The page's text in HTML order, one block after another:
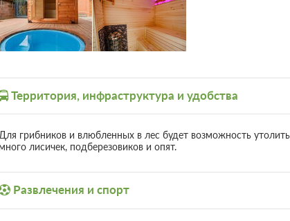
Территория, инфраструктура и удобства
грибников и влюбленных в лес будет возможность
лисичек, подберезовиков и опят.
Развлечения и спорт